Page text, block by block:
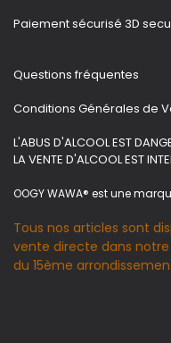
Paiement sécurisé 3D
Questions fréquentes
Conditions Générales de
L'ABUS D'ALCOOL EST
LA VENTE D'ALCOOL EST
OOGY WAWA® est une
Tous nos articles sont
vente directe dans
du 15ème